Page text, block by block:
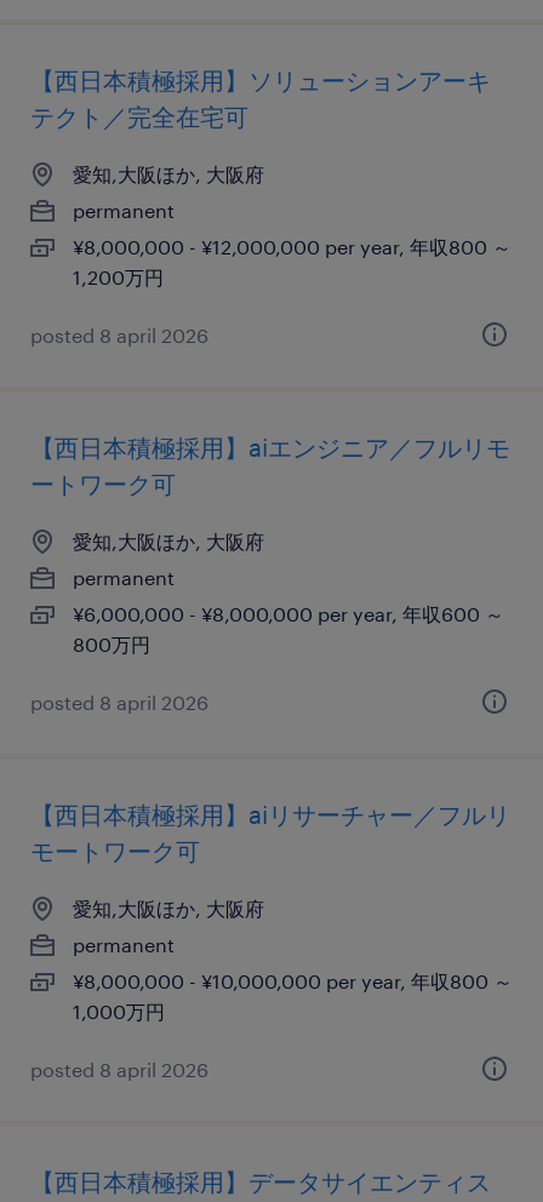
【西日本積極採用】ソリューションアーキ
テクト／完全在宅可
愛知,大阪ほか, 大阪府
permanent
¥8,000,000 - ¥12,000,000 per year, 年収800 ～
1,200万円
posted 8 april 2026
【西日本積極採用】aiエンジニア／フルリモ
ートワーク可
愛知,大阪ほか, 大阪府
permanent
¥6,000,000 - ¥8,000,000 per year, 年収600 ～
800万円
posted 8 april 2026
【西日本積極採用】aiリサーチャー／フルリ
モートワーク可
愛知,大阪ほか, 大阪府
permanent
¥8,000,000 - ¥10,000,000 per year, 年収800 ～
1,000万円
posted 8 april 2026
【西日本積極採用】データサイエンティス